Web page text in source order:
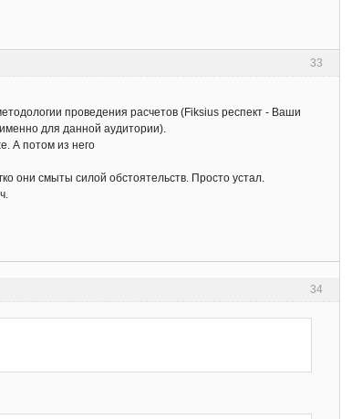
33
проведения расчетов (Fiksius респект - Ваши
для данной аудитории).
А потом из него
они смыты силой обстоятельств. Просто устал.
34